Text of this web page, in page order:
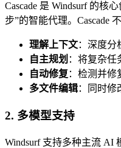
Cascade 是 Windsurf 的核
步”的智能代理。Cascade
理解上下文：深度分
自主规划 ：将复杂任
自动修复 ：检测并修
多文件编辑：同时修
2. 多模型支持
Windsurf 支持多种主流 AI